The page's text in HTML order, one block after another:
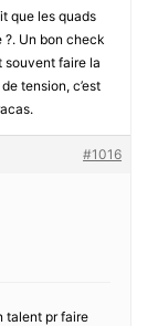
que les quads
?. Un bon check
souvent faire la
tension, c’est
#1016
talent pr faire